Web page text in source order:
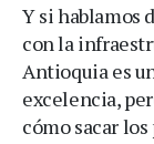
Y si hablamos
con la
Antioquia es
excelencia,
cómo sacar